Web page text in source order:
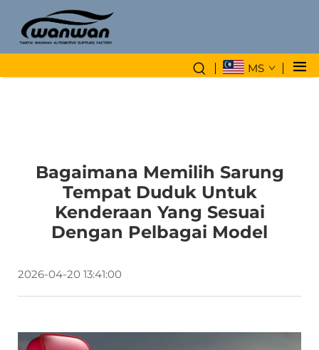
MS
Bagaimana Memilih Sarung
Tempat Duduk Untuk
Kenderaan Yang Sesuai
Dengan Pelbagai Model
2026-04-20 13:41:00